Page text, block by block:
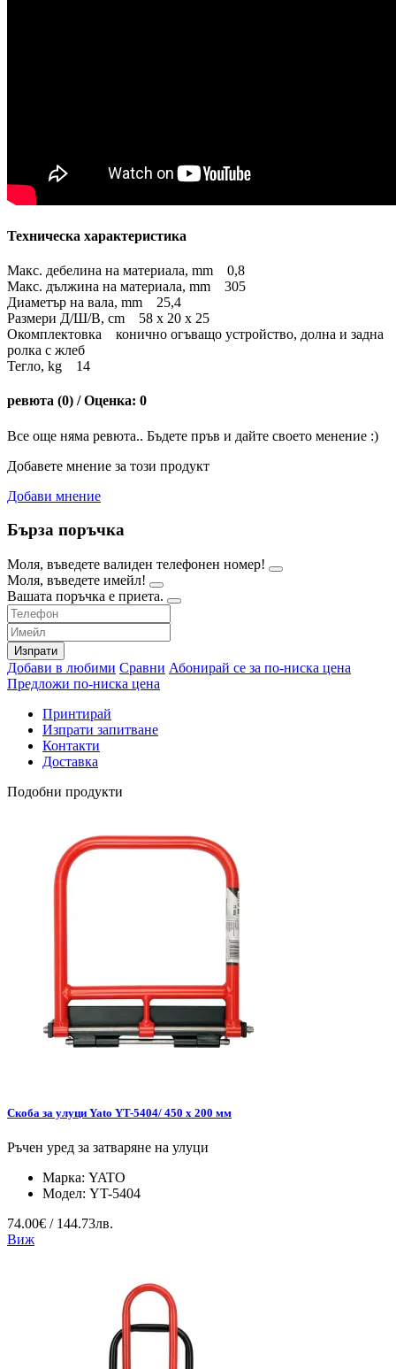
Техническа характеристика
Макс. дебелина на материала, mm 0,8
Макс. дължина на материала, mm 305
Диаметър на вала, mm 25,4
Размери Д/Ш/В, cm 58 x 20 x 25
Окомплектовка конично огъващо устройство, долна и задна
ролка с жлеб
Тегло, kg 14
ревюта (0) / Оценка: 0
Все още няма ревюта.. Бъдете пръв и дайте своето менение :)
Добавете мнение за този продукт
Добави мнение
Бърза поръчка
Моля, въведете валиден телефонен номер!
Моля, въведете имейл!
Вашата поръчка е приета.
Изпрати
Добави в любими Сравни Абонирай се за по-ниска цена
Предложи по-ниска цена
Принтирай
Изпрати запитване
Контакти
Доставка
Подобни продукти
Скоба за улуци Yato YT-5404/ 450 x 200 мм
Ръчен уред за затваряне на улуци
Марка: YATO
Модел: YT-5404
74.00€ / 144.73лв.
Виж